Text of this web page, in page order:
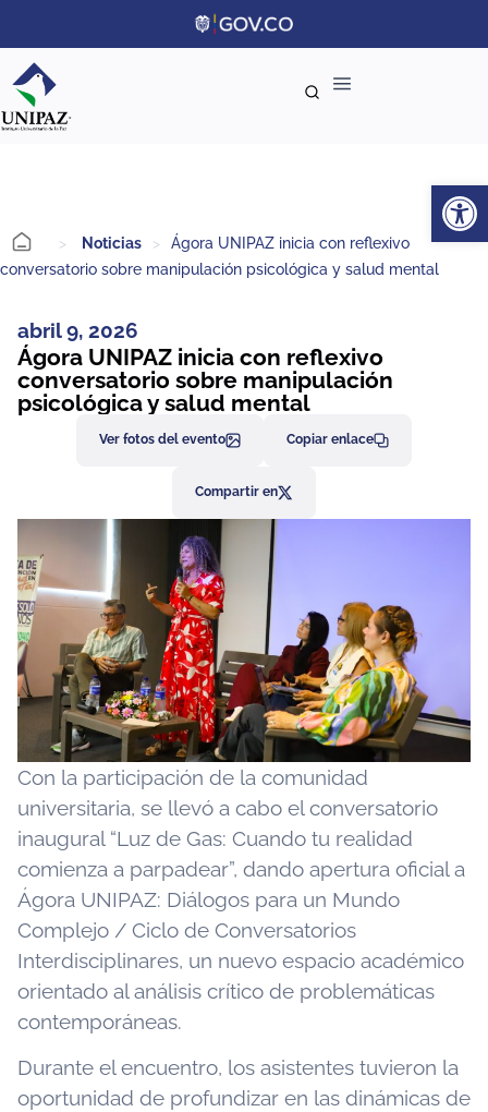
> Noticias >
Ágora UNIPAZ inicia con reflexivo
conversatorio sobre manipulación psicológica y salud mental
abril 9, 2026
Ágora UNIPAZ inicia con reflexivo
conversatorio sobre manipulación
psicológica y salud mental
Ver fotos del evento Copiar enlace
Compartir en
Con la participación de la comunidad
universitaria, se llevó a cabo el conversatorio
inaugural “Luz de Gas: Cuando tu realidad
comienza a parpadear”, dando apertura oficial a
Ágora UNIPAZ: Diálogos para un Mundo
Complejo / Ciclo de Conversatorios
Interdisciplinares, un nuevo espacio académico
orientado al análisis crítico de problemáticas
contemporáneas.
Durante el encuentro, los asistentes tuvieron la
oportunidad de profundizar en las dinámicas de